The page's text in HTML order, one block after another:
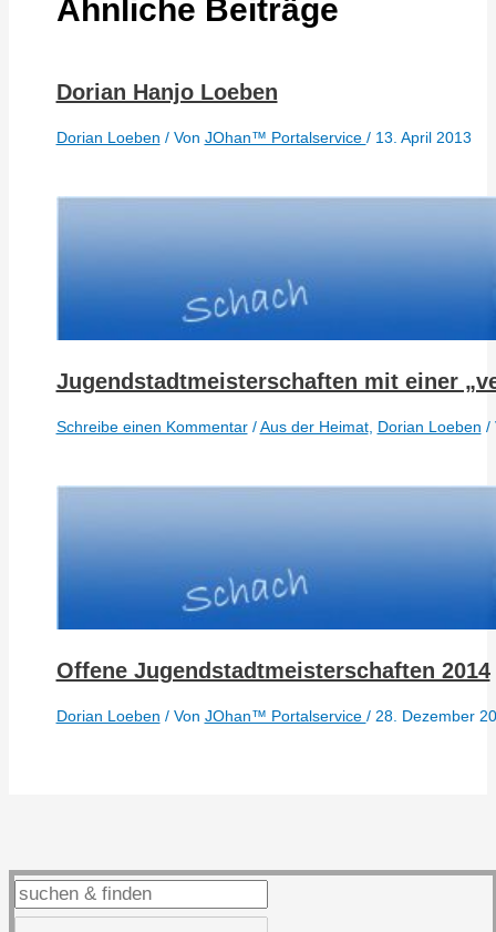
Ähnliche Beiträge
Dorian Hanjo Loeben
Dorian Loeben / Von JOhan™ Portalservice / 13. April 2013
Jugendstadtmeisterschaften mit einer
Schreibe einen Kommentar /Aus der Heimat, Dorian Loeben /
Offene Jugendstadtmeisterschaften 2014
Dorian Loeben / Von JOhan™ Portalservice / 28. Dezember